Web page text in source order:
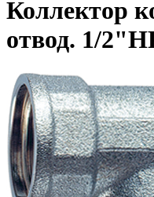
Коллектор
отвод. 1/